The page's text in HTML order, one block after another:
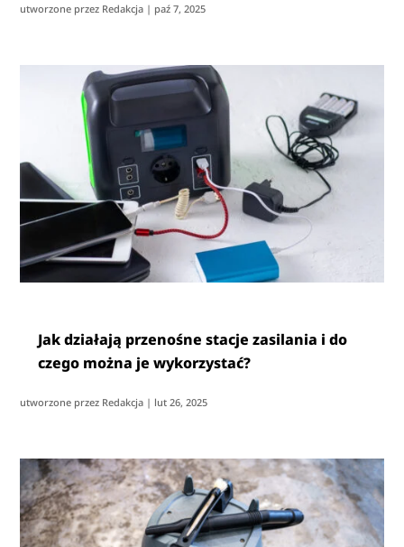
utworzone przez Redakcja | paź 7, 2025
Jak działają przenośne stacje zasilania i do
czego można je wykorzystać?
utworzone przez Redakcja | lut 26, 2025